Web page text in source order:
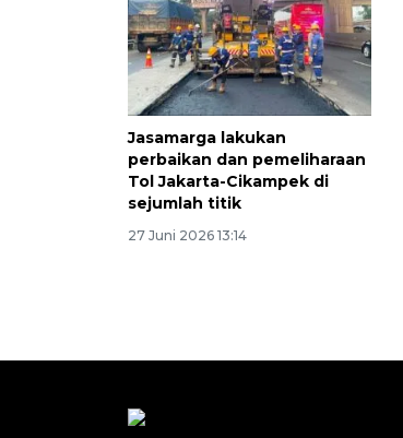
Jasamarga lakukan
perbaikan dan pemeliharaan
Tol Jakarta-Cikampek di
sejumlah titik
27 Juni 2026 13:14